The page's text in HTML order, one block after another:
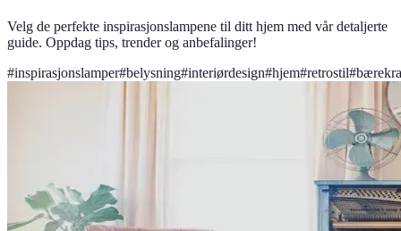
Velg de perfekte inspirasjonslampene til ditt hjem med vår detaljerte
guide. Oppdag tips, trender og anbefalinger!
#inspirasjonslamper#belysning#interiørdesign#hjem#retrostil#